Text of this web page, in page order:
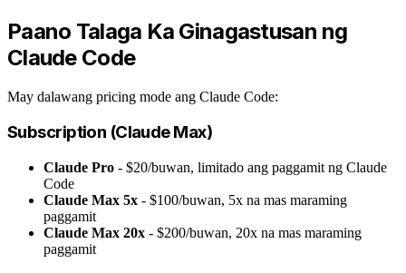
Paano Talaga Ka Ginagastusan ng
Claude Code
May dalawang pricing mode ang Claude Code:
Subscription (Claude Max)
Claude Pro - $20/buwan, limitado ang paggamit ng Claude
Code
Claude Max 5x - $100/buwan, 5x na mas maraming
paggamit
Claude Max 20x - $200/buwan, 20x na mas maraming
paggamit